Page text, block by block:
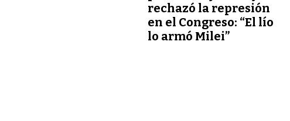
rechazó la represión
en el Congreso: “El lío
lo armó Milei”